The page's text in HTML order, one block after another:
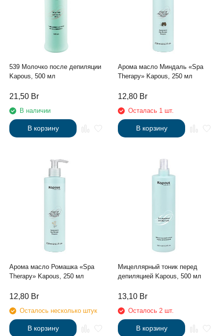
539 Молочко после депиляции
Kapous, 500 мл
21,50 Br
В наличии
В корзину
Арома масло Миндаль «Spa
Therapy» Kapous, 250 мл
12,80 Br
Осталась 1 шт.
В корзину
Арома масло Ромашка «Spa
Therapy» Kapous, 250 мл
12,80 Br
Осталось несколько штук
В корзину
Мицеллярный тоник перед
депиляцией Kapous, 500 мл
13,10 Br
Осталось 2 шт.
В корзину